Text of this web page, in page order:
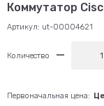
Коммутатор
Артикул: ut-00004621
Количество
Первоначальная цена: